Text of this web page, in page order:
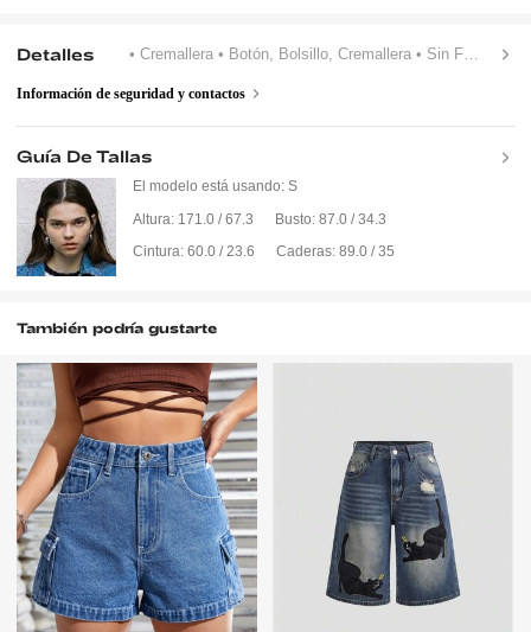
Detalles • Cremallera • Botón, Bolsillo, Cremallera • Sin Forro
Información de seguridad y contactos
Guía De Tallas
El modelo está usando: S
Altura: 171.0 / 67.3 Busto: 87.0 / 34.3
Cintura: 60.0 / 23.6 Caderas: 89.0 / 35
También podría gustarte